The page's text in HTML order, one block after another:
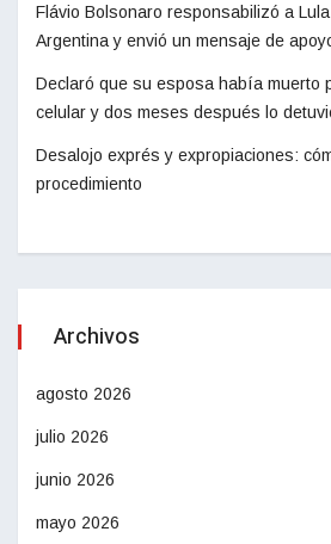
Flávio Bolsonaro responsabilizó a
Argentina y envió un mensaje de
Declaró que su esposa había muerto
celular y dos meses después lo
Desalojo exprés y expropiaciones:
procedimiento
Archivos
agosto 2026
julio 2026
junio 2026
mayo 2026